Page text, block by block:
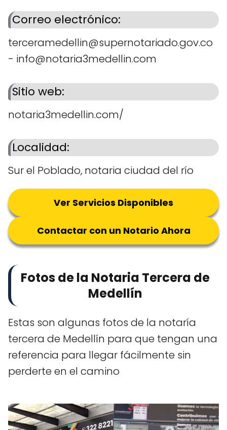
Correo electrónico:
terceramedellin@supernotariado.gov.co
- info@notaria3medellin.com
Sitio web:
notaria3medellin.com/
Localidad:
Sur el Poblado, notaria ciudad del río
Ver Servicios Disponibles
Contactar con un Notario Ahora
Fotos de la Notaria Tercera de
Medellín
Estas son algunas fotos de la notaría
tercera de Medellín para que tengan una
referencia para llegar fácilmente sin
perderte en el camino